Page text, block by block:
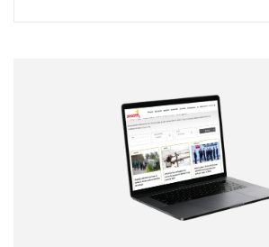
Correo electrónico
Tipo de comentario